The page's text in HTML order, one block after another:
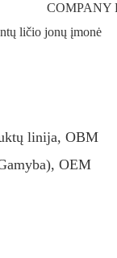
COMPANY
linija, OBM
OEM